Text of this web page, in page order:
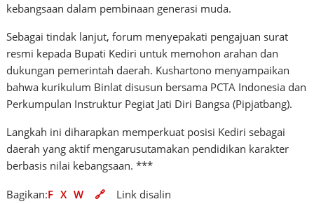
kebangsaan dalam pembinaan generasi muda.
Sebagai tindak lanjut, forum menyepakati pengajuan surat
resmi kepada Bupati Kediri untuk memohon arahan dan
dukungan pemerintah daerah. Kushartono menyampaikan
bahwa kurikulum Binlat disusun bersama PCTA Indonesia dan
Perkumpulan Instruktur Pegiat Jati Diri Bangsa (Pipjatbang).
Langkah ini diharapkan memperkuat posisi Kediri sebagai
daerah yang aktif mengarusutamakan pendidikan karakter
berbasis nilai kebangsaan. ***
Bagikan:F X W 🔗 Link disalin